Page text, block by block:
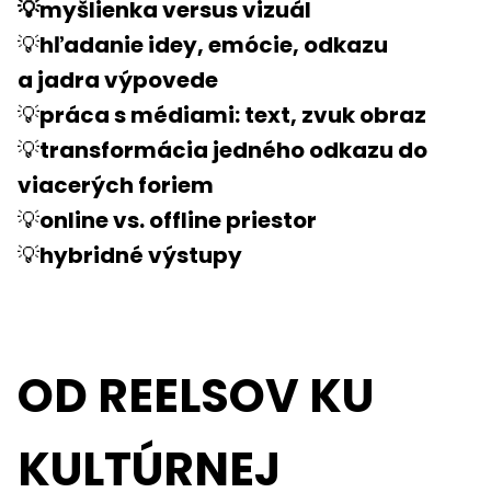
💡myšlienka versus vizuál
💡hľadanie idey, emócie, odkazu
a jadra výpovede
💡práca s médiami: text, zvuk obraz
💡transformácia jedného odkazu do
viacerých foriem
💡online vs. offline priestor
💡hybridné výstupy
OD REELSOV KU
KULTÚRNEJ